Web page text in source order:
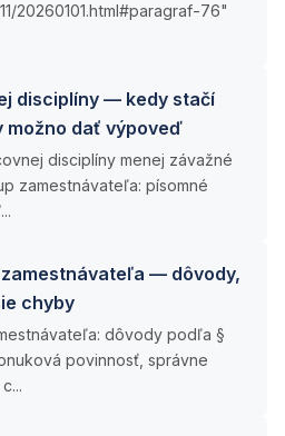
20260101.html#paragraf-76"
disciplíny — kedy stačí
možno dať výpoveď
disciplíny menej závažné
zamestnávateľa: písomné
— dôvody,
chyby
dôvody podľa §
povinnosť, správne